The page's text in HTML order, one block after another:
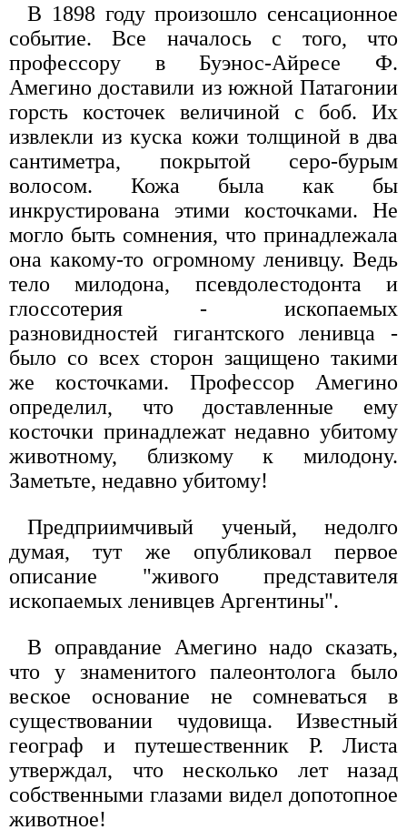
В 1898 году произошло сенсационное
событие. Все началось с того, что
профессору в Буэнос-Айресе Ф.
Амегино доставили из южной Патагонии
горсть косточек величиной с боб. Их
извлекли из куска кожи толщиной в два
сантиметра, покрытой серо-бурым
волосом. Кожа была как бы
инкрустирована этими косточками. Не
могло быть сомнения, что принадлежала
она какому-то огромному ленивцу. Ведь
тело милодона, псевдолестодонта и
глоссотерия - ископаемых
разновидностей гигантского ленивца -
было со всех сторон защищено такими
же косточками. Профессор Амегино
определил, что доставленные ему
косточки принадлежат недавно убитому
животному, близкому к милодону.
Заметьте, недавно убитому!
Предприимчивый ученый, недолго
думая, тут же опубликовал первое
описание "живого представителя
ископаемых ленивцев Аргентины".
В оправдание Амегино надо сказать,
что у знаменитого палеонтолога было
веское основание не сомневаться в
существовании чудовища. Известный
географ и путешественник Р. Листа
утверждал, что несколько лет назад
собственными глазами видел допотопное
животное!